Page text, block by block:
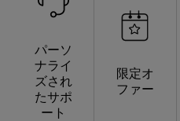
パーソ
ナライ
ズされ
たサポ
ート
限定オ
ファー